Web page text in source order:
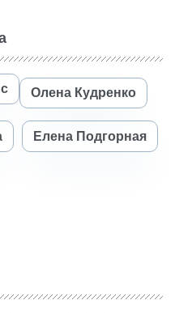
Олена Кудренко
Елена Подгорная